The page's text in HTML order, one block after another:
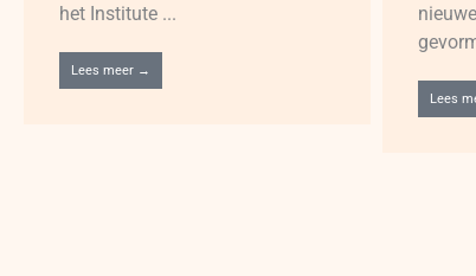
het Institute ...
Lees meer →
Lees